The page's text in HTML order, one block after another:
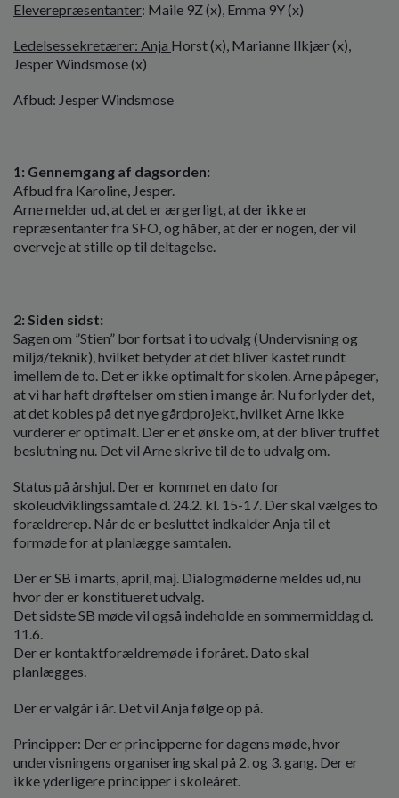
Eleverepræsentanter: Maile 9Z (x), Emma 9Y (x)
Ledelsessekretærer: Anja Horst (x), Marianne Ilkjær (x),
Jesper Windsmose (x)
Afbud: Jesper Windsmose
1: Gennemgang af dagsorden:
Afbud fra Karoline, Jesper.
Arne melder ud, at det er ærgerligt, at der ikke er
repræsentanter fra SFO, og håber, at der er nogen, der vil
overveje at stille op til deltagelse.
2: Siden sidst:
Sagen om ”Stien” bor fortsat i to udvalg (Undervisning og
miljø/teknik), hvilket betyder at det bliver kastet rundt
imellem de to. Det er ikke optimalt for skolen. Arne påpeger,
at vi har haft drøftelser om stien i mange år. Nu forlyder det,
at det kobles på det nye gårdprojekt, hvilket Arne ikke
vurderer er optimalt. Der er et ønske om, at der bliver truffet
beslutning nu. Det vil Arne skrive til de to udvalg om.
Status på årshjul. Der er kommet en dato for
skoleudviklingssamtale d. 24.2. kl. 15-17. Der skal vælges to
forældrerep. Når de er besluttet indkalder Anja til et
formøde for at planlægge samtalen.
Der er SB i marts, april, maj. Dialogmøderne meldes ud, nu
hvor der er konstitueret udvalg.
Det sidste SB møde vil også indeholde en sommermiddag d.
11.6.
Der er kontaktforældremøde i foråret. Dato skal
planlægges.
Der er valgår i år. Det vil Anja følge op på.
Principper: Der er principperne for dagens møde, hvor
undervisningens organisering skal på 2. og 3. gang. Der er
ikke yderligere principper i skoleåret.